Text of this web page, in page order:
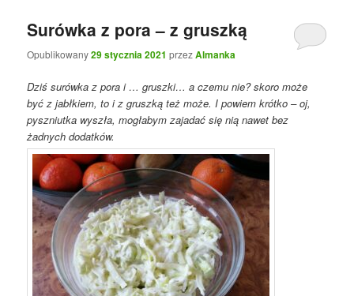
Surówka z pora – z gruszką
Opublikowany29 stycznia 2021 przezAlmanka
Dziś surówka z pora i … gruszki… a czemu nie? skoro może
być z jabłkiem, to i z gruszką też może. I powiem krótko – oj,
pyszniutka wyszła, mogłabym zajadać się nią nawet bez
żadnych dodatków.